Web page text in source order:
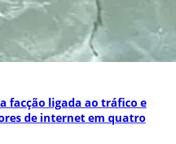
facção ligada ao tráfico e
de internet em quatro